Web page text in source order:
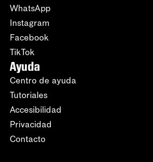
WhatsApp
Instagram
Facebook
TikTok
Ayuda
Centro de ayuda
Tutoriales
Accesibilidad
Privacidad
Contacto